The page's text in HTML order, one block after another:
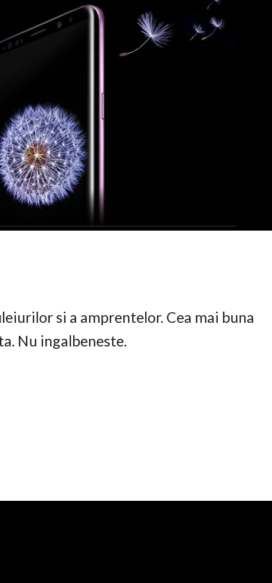
si a amprentelor. Cea mai buna
Nu ingalbeneste.